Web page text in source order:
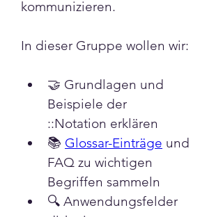
kommunizieren.
In dieser Gruppe wollen wir:
🤝 Grundlagen und
Beispiele der
::Notation erklären
📚 Glossar-Einträge und
FAQ zu wichtigen
Begriffen sammeln
🔍 Anwendungsfelder